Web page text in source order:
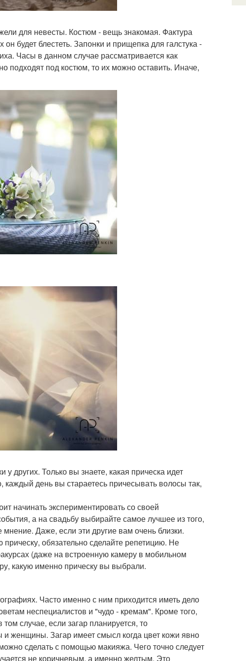
для невесты. Костюм - вещь знакомая. Фактура
будет блестеть. Запонки и прищепка для галстука -
Часы в данном случае рассматривается как
подходят под костюм, то их можно оставить. Иначе,
других. Только вы знаете, какая прическа идет
день вы стараетесь причесывать волосы так,
начинать экспериментировать со своей
а на свадьбу выбирайте самое лучшее из того,
Даже, если эти другие вам очень близки.
обязательно сделайте репетицию. Не
(даже на встроенную камеру в мобильном
какую именно прическу вы выбрали.
Часто именно с ним приходится иметь дело
неспециалистов и "чудо - кремам". Кроме того,
случае, если загар планируется, то
и женщины. Загар имеет смысл когда цвет кожи явно
сделать с помощью макияжа. Чего точно следует
не коричневым, а именно желтым. Это